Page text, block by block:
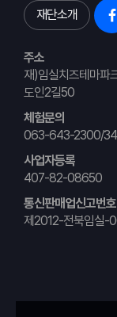
재단소개
주소
재)임실치즈테마파
도인2길50
체험문의
063-643-2300/
사업자등록
407-82-08650
통신판매업신고번호
제2012-전북임실-